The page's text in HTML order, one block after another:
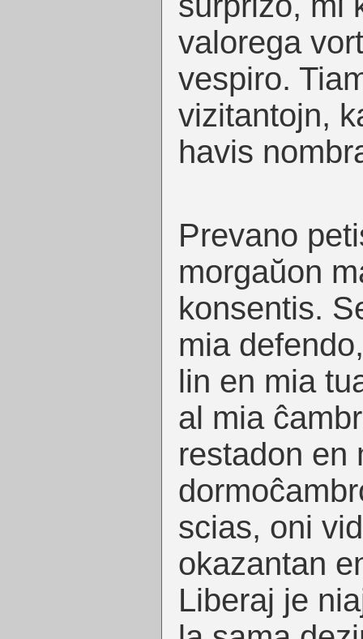
valorega
vespiro.
vizitantojn,
havis
Prevano
morgaŭon
konsentis.
mia
lin en mia
al mia
restadon en
scias, oni
okazantan
Liberaj je